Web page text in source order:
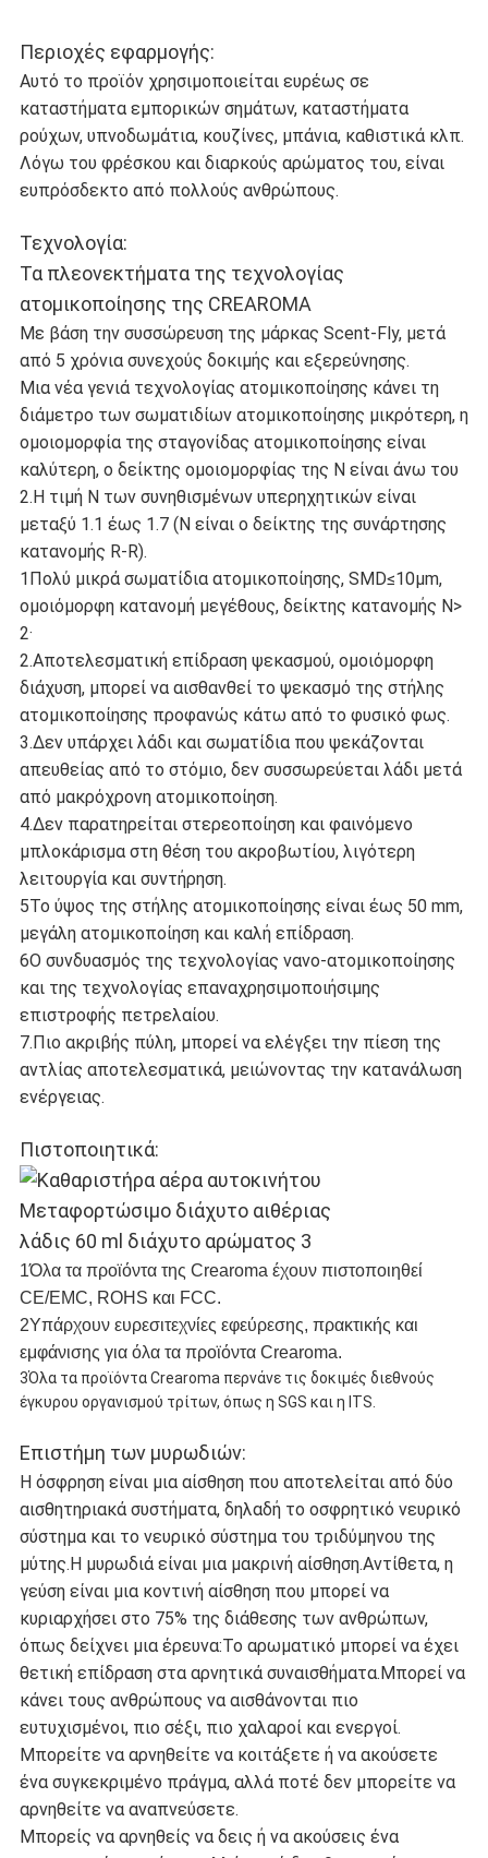
Περιοχές εφαρμογής:
Αυτό το προϊόν χρησιμοποιείται ευρέως σε
καταστήματα εμπορικών σημάτων, καταστήματα
ρούχων, υπνοδωμάτια, κουζίνες, μπάνια, καθιστικά κλπ.
Λόγω του φρέσκου και διαρκούς αρώματος του, είναι
ευπρόσδεκτο από πολλούς ανθρώπους.
Τεχνολογία:
Τα πλεονεκτήματα της τεχνολογίας
ατομικοποίησης της CREAROMA
Με βάση την συσσώρευση της μάρκας Scent-Fly, μετά
από 5 χρόνια συνεχούς δοκιμής και εξερεύνησης.
Μια νέα γενιά τεχνολογίας ατομικοποίησης κάνει τη
διάμετρο των σωματιδίων ατομικοποίησης μικρότερη, η
ομοιομορφία της σταγονίδας ατομικοποίησης είναι
καλύτερη, ο δείκτης ομοιομορφίας της N είναι άνω του
2.Η τιμή N των συνηθισμένων υπερηχητικών είναι
μεταξύ 1.1 έως 1.7 (N είναι ο δείκτης της συνάρτησης
κατανομής R-R).
1Πολύ μικρά σωματίδια ατομικοποίησης, SMD≤10μm,
ομοιόμορφη κατανομή μεγέθους, δείκτης κατανομής N>
2·
2.Αποτελεσματική επίδραση ψεκασμού, ομοιόμορφη
διάχυση, μπορεί να αισθανθεί το ψεκασμό της στήλης
ατομικοποίησης προφανώς κάτω από το φυσικό φως.
3.Δεν υπάρχει λάδι και σωματίδια που ψεκάζονται
απευθείας από το στόμιο, δεν συσσωρεύεται λάδι μετά
από μακρόχρονη ατομικοποίηση.
4.Δεν παρατηρείται στερεοποίηση και φαινόμενο
μπλοκάρισμα στη θέση του ακροβωτίου, λιγότερη
λειτουργία και συντήρηση.
5Το ύψος της στήλης ατομικοποίησης είναι έως 50 mm,
μεγάλη ατομικοποίηση και καλή επίδραση.
6Ο συνδυασμός της τεχνολογίας νανο-ατομικοποίησης
και της τεχνολογίας επαναχρησιμοποιήσιμης
επιστροφής πετρελαίου.
7.Πιο ακριβής πύλη, μπορεί να ελέγξει την πίεση της
αντλίας αποτελεσματικά, μειώνοντας την κατανάλωση
ενέργειας.
Πιστοποιητικά:
1Όλα τα προϊόντα της Crearoma έχουν πιστοποιηθεί
CE/EMC, ROHS και FCC.
2Υπάρχουν ευρεσιτεχνίες εφεύρεσης, πρακτικής και
εμφάνισης για όλα τα προϊόντα Crearoma.
3Όλα τα προϊόντα Crearoma περνάνε τις δοκιμές διεθνούς
έγκυρου οργανισμού τρίτων, όπως η SGS και η ITS.
Επιστήμη των μυρωδιών:
Η όσφρηση είναι μια αίσθηση που αποτελείται από δύο
αισθητηριακά συστήματα, δηλαδή το οσφρητικό νευρικό
σύστημα και το νευρικό σύστημα του τριδύμηνου της
μύτης.Η μυρωδιά είναι μια μακρινή αίσθηση.Αντίθετα, η
γεύση είναι μια κοντινή αίσθηση που μπορεί να
κυριαρχήσει στο 75% της διάθεσης των ανθρώπων,
όπως δείχνει μια έρευνα:Το αρωματικό μπορεί να έχει
θετική επίδραση στα αρνητικά συναισθήματα.Μπορεί να
κάνει τους ανθρώπους να αισθάνονται πιο
ευτυχισμένοι, πιο σέξι, πιο χαλαροί και ενεργοί.
Μπορείτε να αρνηθείτε να κοιτάξετε ή να ακούσετε
ένα συγκεκριμένο πράγμα, αλλά ποτέ δεν μπορείτε να
αρνηθείτε να αναπνεύσετε.
Μπορείς να αρνηθείς να δεις ή να ακούσεις ένα